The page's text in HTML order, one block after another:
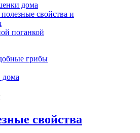
дома
свойства и
поганкой
грибы
дома
свойства